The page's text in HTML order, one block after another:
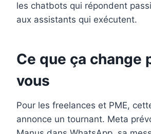
les chatbots qui répondent
aux assistants qui exécutent.
Ce que ça change
vous
Pour les freelances et PME,
annonce un tournant. Meta